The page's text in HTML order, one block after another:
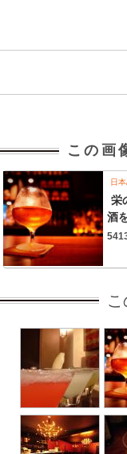
この画
日本
栄
酒